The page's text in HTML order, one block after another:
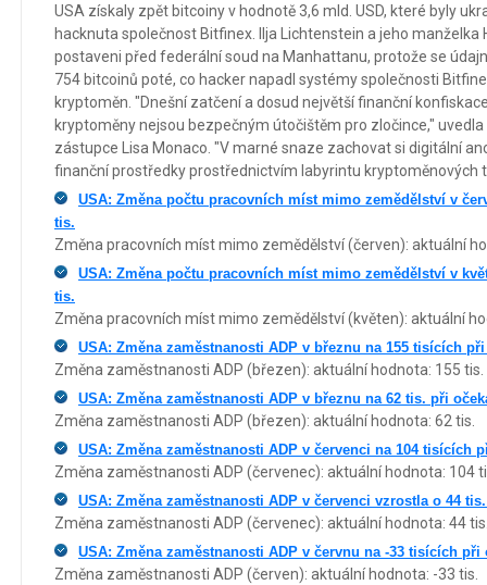
USA získaly zpět bitcoiny v hodnotě 3,6 mld. USD, které byly
hacknuta společnost Bitfinex. Ilja Lichtenstein a jeho manželka
postaveni před federální soud na Manhattanu, protože se
754 bitcoinů poté, co hacker napadl systémy společnosti
kryptoměn. "Dnešní zatčení a dosud největší finanční
kryptoměny nejsou bezpečným útočištěm pro zločince,"
zástupce Lisa Monaco. "V marné snaze zachovat si digitální
finanční prostředky prostřednictvím labyrintu kryptoměnových
USA: Změna počtu pracovních míst mimo zemědělství v
tis.
Změna pracovních míst mimo zemědělství (červen): aktuální
USA: Změna počtu pracovních míst mimo zemědělství v
tis.
Změna pracovních míst mimo zemědělství (květen): aktuální
USA: Změna zaměstnanosti ADP v březnu na 155 tisících
Změna zaměstnanosti ADP (březen): aktuální hodnota: 155 tis.
USA: Změna zaměstnanosti ADP v březnu na 62 tis. při
Změna zaměstnanosti ADP (březen): aktuální hodnota: 62 tis.
USA: Změna zaměstnanosti ADP v červenci na 104 tisících
Změna zaměstnanosti ADP (červenec): aktuální hodnota: 104
USA: Změna zaměstnanosti ADP v červenci vzrostla o 44
Změna zaměstnanosti ADP (červenec): aktuální hodnota: 44
USA: Změna zaměstnanosti ADP v červnu na -33 tisících při
Změna zaměstnanosti ADP (červen): aktuální hodnota: -33 tis.